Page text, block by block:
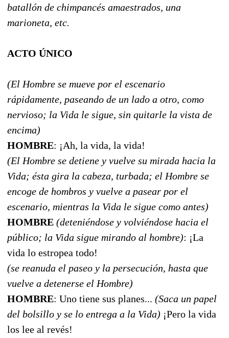
batallón de chimpancés amaestrados, una
marioneta, etc.
ACTO ÚNICO
(El Hombre se mueve por el escenario
rápidamente, paseando de un lado a otro, como
nervioso; la Vida le sigue, sin quitarle la vista de
encima)
HOMBRE: ¡Ah, la vida, la vida!
(El Hombre se detiene y vuelve su mirada hacia la
Vida; ésta gira la cabeza, turbada; el Hombre se
encoge de hombros y vuelve a pasear por el
escenario, mientras la Vida le sigue como antes)
HOMBRE (deteniéndose y volviéndose hacia el
público; la Vida sigue mirando al hombre): ¡La
vida lo estropea todo!
(se reanuda el paseo y la persecución, hasta que
vuelve a detenerse el Hombre)
HOMBRE: Uno tiene sus planes... (Saca un papel
del bolsillo y se lo entrega a la Vida) ¡Pero la vida
los lee al revés!